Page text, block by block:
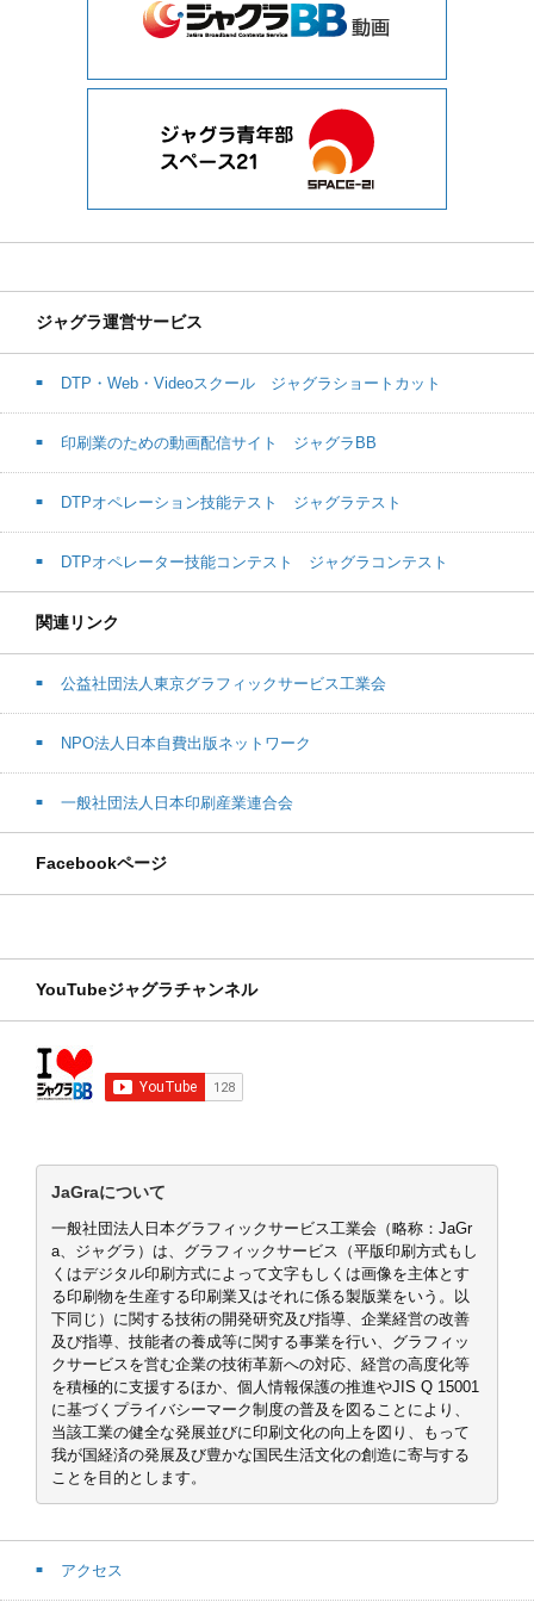
ジャグラ運営サービス
DTP・Web・Videoスクール ジャグラショートカット
印刷業のための動画配信サイト ジャグラBB
DTPオペレーション技能テスト ジャグラテスト
DTPオペレーター技能コンテスト ジャグラコンテスト
関連リンク
公益社団法人東京グラフィックサービス工業会
NPO法人日本自費出版ネットワーク
一般社団法人日本印刷産業連合会
Facebookページ
YouTubeジャグラチャンネル
JaGraについて
一般社団法人日本グラフィックサービス工業会（略称：JaGr
a、ジャグラ）は、グラフィックサービス（平版印刷方式もし
くはデジタル印刷方式によって文字もしくは画像を主体とす
る印刷物を生産する印刷業又はそれに係る製版業をいう。以
下同じ）に関する技術の開発研究及び指導、企業経営の改善
及び指導、技能者の養成等に関する事業を行い、グラフィッ
クサービスを営む企業の技術革新への対応、経営の高度化等
を積極的に支援するほか、個人情報保護の推進やJIS Q 15001
に基づくプライバシーマーク制度の普及を図ることにより、
当該工業の健全な発展並びに印刷文化の向上を図り、もって
我が国経済の発展及び豊かな国民生活文化の創造に寄与する
ことを目的とします。
アクセス